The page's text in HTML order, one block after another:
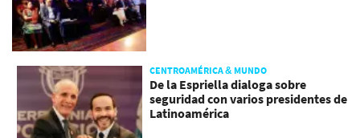
CENTROAMÉRICA & MUNDO
De la Espriella dialoga sobre
seguridad con varios presidentes de
Latinoamérica